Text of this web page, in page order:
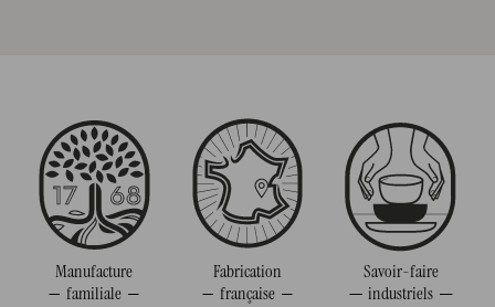
Poids 0,014KG
Manufacture
familiale
Fabrication
française
Savoir-faire
industriels